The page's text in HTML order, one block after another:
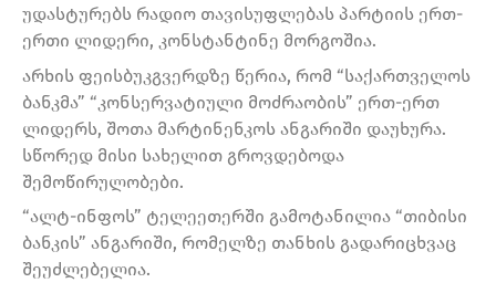
უდასტურებს რადიო თავისუფლებას პარტიის ერთ-
ერთი ლიდერი, კონსტანტინე მორგოშია.
არხის ფეისბუკგვერდზე წერია, რომ “საქართველოს
ბანკმა” “კონსერვატიული მოძრაობის” ერთ-ერთ
ლიდერს, შოთა მარტინენკოს ანგარიში დაუხურა.
სწორედ მისი სახელით გროვდებოდა
შემოწირულობები.
“ალტ-ინფოს” ტელეეთერში გამოტანილია “თიბისი
ბანკის” ანგარიში, რომელზე თანხის გადარიცხვაც
შეუძლებელია.